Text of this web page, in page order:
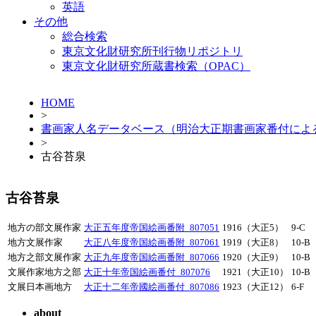
英語
その他
総合検索
東京文化財研究所刊行物リポジトリ
東京文化財研究所蔵書検索（OPAC）
HOME
>
書画家人名データベース（明治大正期書画家番付によ
>
古谷苔泉
古谷苔泉
地方の部文展作家 大正五年度帝国絵画番附_807051 1916（大正5）
9-C
地方文展作家
大正八年度帝国絵画番附_807061 1919（大正8）
10-B
地方之部文展作家 大正九年度帝国絵画番附_807066 1920（大正9）
10-B
文展作家地方之部 大正十年帝国絵画番付_807076 1921（大正10）
10-B
文展日本画地方
大正十二年帝國絵画番付_807086 1923（大正12） 6-F
about